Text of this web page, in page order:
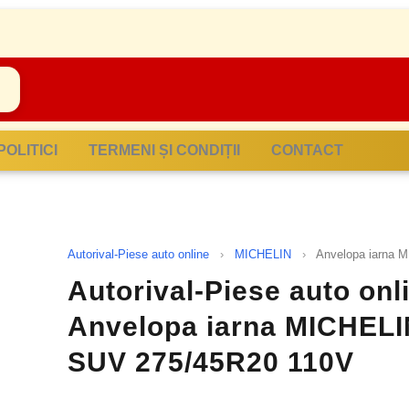
POLITICI TERMENI ȘI CONDIȚII CONTACT
Autorival-Piese auto online › MICHELIN › Anvelopa iarna
Autorival-Piese auto
Anvelopa iarna
SUV 275/45R20 110V